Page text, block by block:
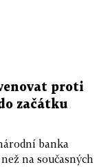
proti
začátku
banka
na současných